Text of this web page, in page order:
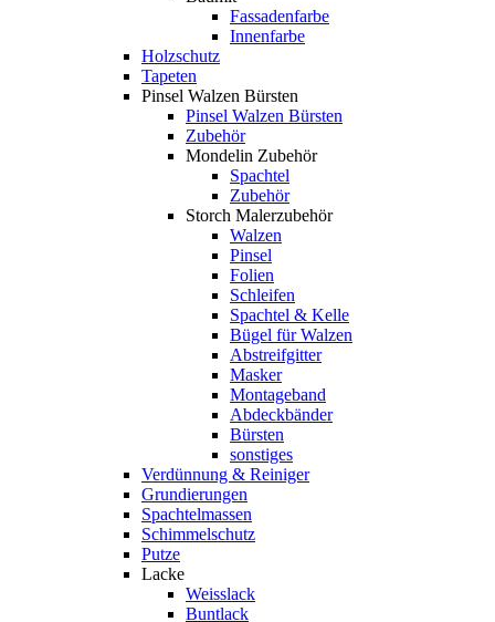
Fassadenfarbe
Innenfarbe
Holzschutz
Tapeten
Pinsel Walzen Bürsten
Pinsel Walzen Bürsten
Zubehör
Mondelin Zubehör
Spachtel
Zubehör
Storch Malerzubehör
Walzen
Pinsel
Folien
Schleifen
Spachtel & Kelle
Bügel für Walzen
Abstreifgitter
Masker
Montageband
Abdeckbänder
Bürsten
sonstiges
Verdünnung & Reiniger
Grundierungen
Spachtelmassen
Schimmelschutz
Putze
Lacke
Weisslack
Buntlack